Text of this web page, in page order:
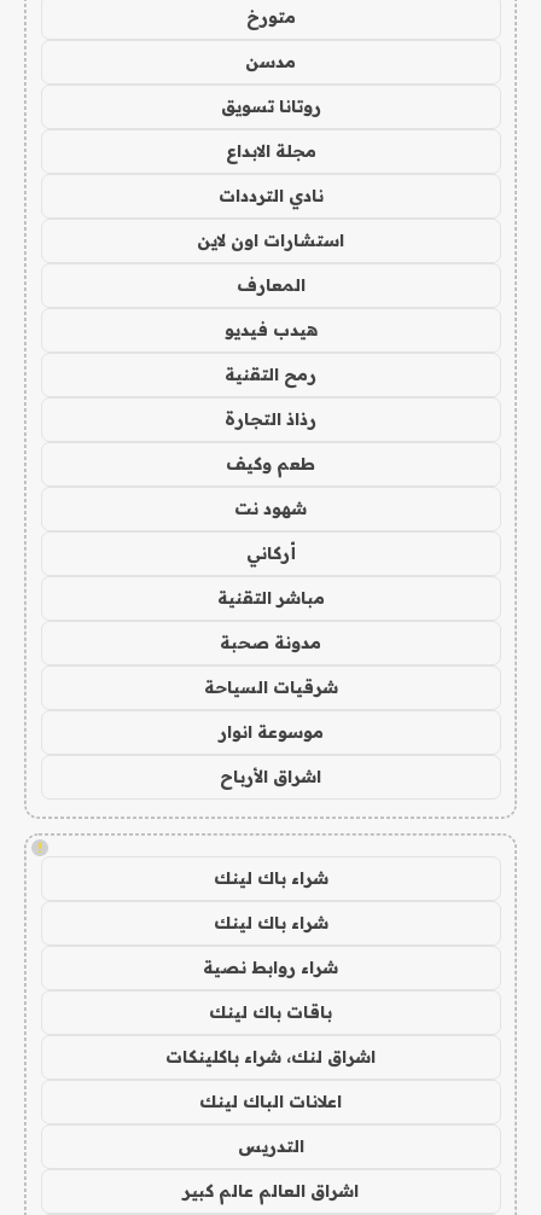
متورخ
مدسن
روتانا تسويق
مجلة الابداع
نادي الترددات
استشارات اون لاين
المعارف
هيدب فيديو
رمح التقنية
رذاذ التجارة
طعم وكيف
شهود نت
أركاني
مباشر التقنية
مدونة صحبة
شرقيات السياحة
موسوعة انوار
اشراق الأرباح
!
شراء باك لينك
شراء باك لينك
شراء روابط نصية
باقات باك لينك
اشراق لنك، شراء باكلينكات
اعلانات الباك لينك
التدريس
اشراق العالم عالم كبير